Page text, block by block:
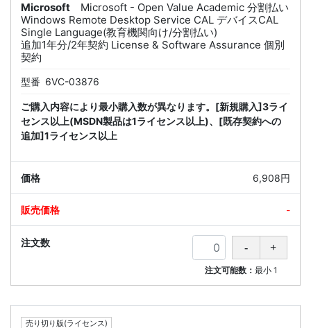
Microsoft
Microsoft - Open Value Academic 分割払い
Windows Remote Desktop Service CAL デバイスCAL
Single Language(教育機関向け/分割払い)
追加1年分/2年契約 License & Software Assurance 個別
契約
型番 6VC-03876
ご購入内容により最小購入数が異なります。[新規購入]3ライ
センス以上(MSDN製品は1ライセンス以上)、[既存契約への
追加]1ライセンス以上
6,908円
-
注文可能数：最小 1
売り切り版(ライセンス)